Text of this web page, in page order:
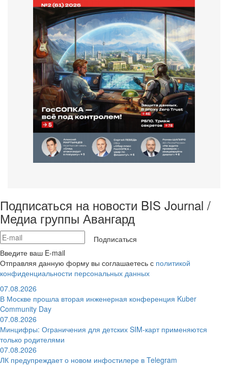
Подписаться на новости BIS Journal /
Медиа группы Авангард
Подписаться
Введите ваш E-mail
Отправляя данную форму вы соглашаетесь с политикой
конфиденциальности персональных данных
07.08.2026
В Москве прошла вторая инженерная конференция Kuber
Community Day
07.08.2026
Минцифры: Ограничения для детских SIM-карт применяются
только родителями
07.08.2026
ЛК предупреждает о новом инфостилере в Telegram